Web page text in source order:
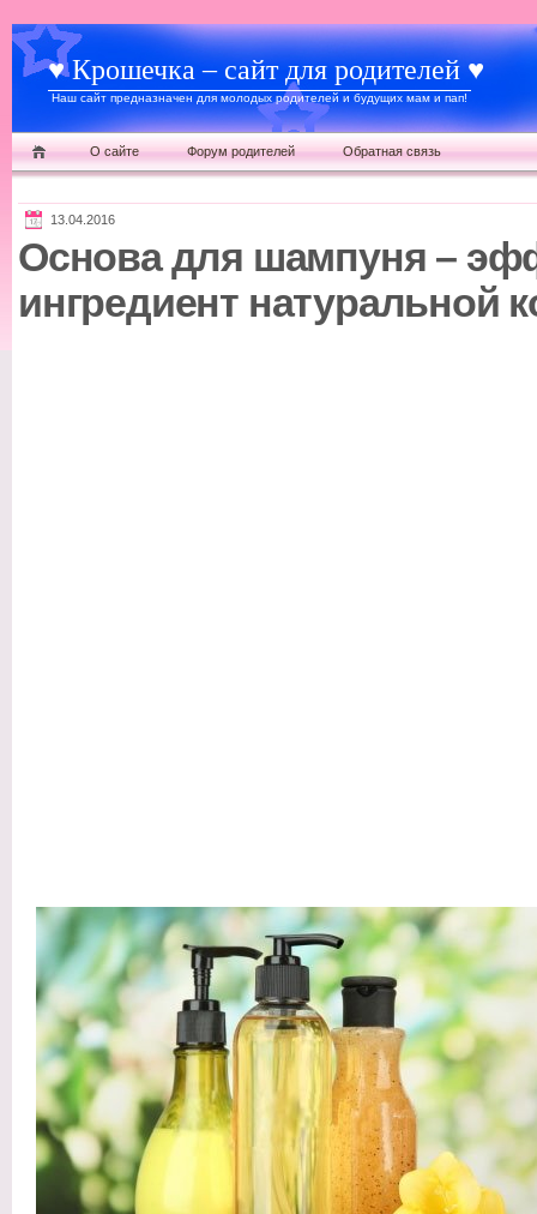
♥ Крошечка – сайт для родителей ♥
Наш сайт предназначен для молодых родителей и будущих мам и пап!
О сайте Форум родителей Обратная связь
13.04.2016
Основа для шампуня –
ингредиент натуральной